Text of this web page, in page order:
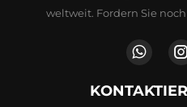
weltweit. Fordern Sie